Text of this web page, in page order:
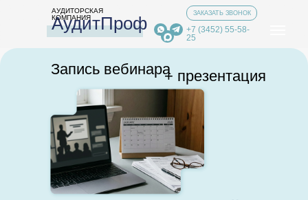
АудитПроф
АУДИТОРСКАЯ
КОМПАНИЯ
+7 (3452) 55-58-
25
ЗАКАЗАТЬ ЗВОНОК
Запись вебинара+ презентация